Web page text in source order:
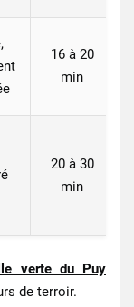
16 à 20
min
20 à 30
min
verte du Puy
de terroir.